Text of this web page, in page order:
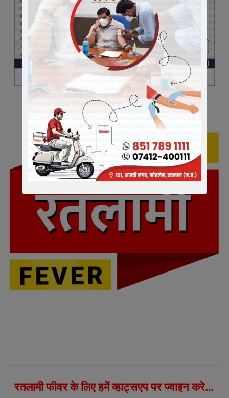
रतलामी फीवर के लिए हमें व्हाट्सएप पर ज्वाइन करे…